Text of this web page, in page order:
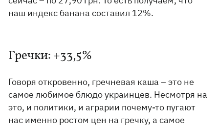
наш индекс банана составил 12%.
Гречки: +33,5%
Говоря откровенно, гречневая каша – это не
самое любимое блюдо украинцев. Несмотря на
это, и политики, и аграрии почему-то пугают
нас именно ростом цен на гречку, а самое